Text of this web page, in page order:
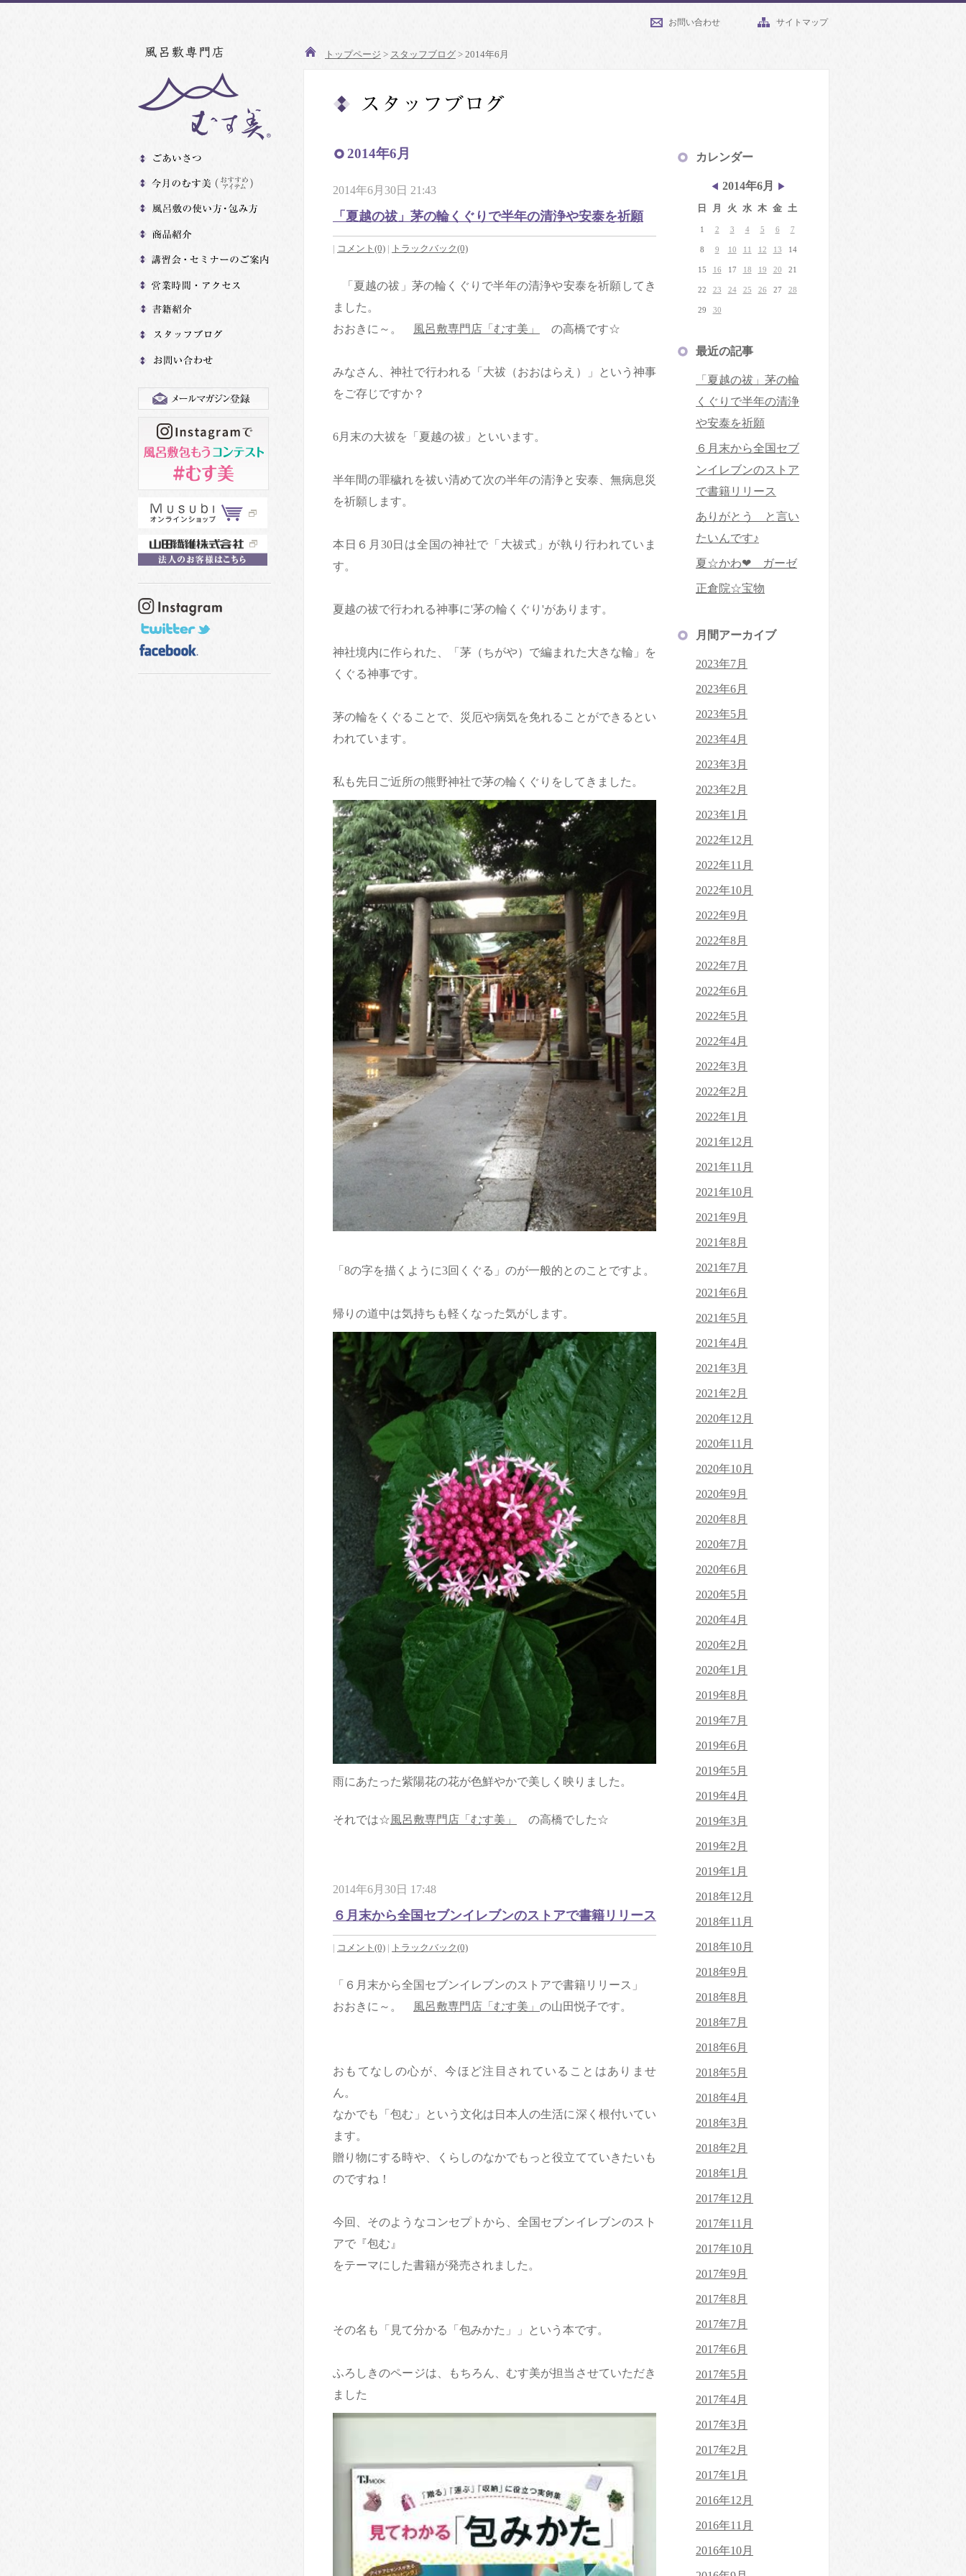
お問い合わせ サイトマップ
トップページ > スタッフブログ > 2014年6月
2014年6月
2014年6月30日 21:43
「夏越の祓」茅の輪くぐりで半年の清浄や安泰を祈願
| コメント(0) | トラックバック(0)
「夏越の祓」茅の輪くぐりで半年の清浄や安泰を祈願してき
ました。
おおきに～。
風呂敷専門店「むす美」 の高橋です☆
みなさん、神社で行われる「大祓（おおはらえ）」という神事
をご存じですか？
6月末の大祓を「夏越の祓」といいます。
半年間の罪穢れを祓い清めて次の半年の清浄と安泰、無病息災
を祈願します。
本日６月30日は全国の神社で「大祓式」が執り行われていま
す。
夏越の祓で行われる神事に'茅の輪くぐり'があります。
神社境内に作られた、「茅（ちがや）で編まれた大きな輪」を
くぐる神事です。
茅の輪をくぐることで、災厄や病気を免れることができるとい
われています。
私も先日ご近所の熊野神社で茅の輪くぐりをしてきました。
「8の字を描くように3回くぐる」のが一般的とのことですよ。
帰りの道中は気持ちも軽くなった気がします。
雨にあたった紫陽花の花が色鮮やかで美しく映りました。
それでは☆風呂敷専門店「むす美」 の高橋でした☆
2014年6月30日 17:48
６月末から全国セブンイレブンのストアで書籍リリース
| コメント(0) | トラックバック(0)
「６月末から全国セブンイレブンのストアで書籍リリース」
おおきに～。
風呂敷専門店「むす美」 の山田悦子です。
おもてなしの心が、今ほど注目されていることはありませ
ん。
なかでも「包む」という文化は日本人の生活に深く根付いてい
ます。
贈り物にする時や、くらしのなかでもっと役立てていきたいも
のですね！
今回、そのようなコンセプトから、全国セブンイレブンのスト
アで『包む』
をテーマにした書籍が発売されました。
その名も「見て分かる「包みかた」」という本です。
ふろしきのページは、もちろん、むす美が担当させていただき
ました
カレンダー
◀ 2014年6月
▶
日
月 火 水 木 金 土
1 2 3 4 5 6 7
8 9 10 11 12 13 14
15 16 17 18 19 20 21
22 23 24 25 26 27 28
29 30
最近の記事
「夏越の祓」茅の輪
くぐりで半年の清浄
や安泰を祈願
６月末から全国セブ
ンイレブンのストア
で書籍リリース
ありがとう と言い
たいんです♪
夏☆かわ❤ ガーゼ
正倉院☆宝物
月間アーカイブ
2023年7月
2023年6月
2023年5月
2023年4月
2023年3月
2023年2月
2023年1月
2022年12月
2022年11月
2022年10月
2022年9月
2022年8月
2022年7月
2022年6月
2022年5月
2022年4月
2022年3月
2022年2月
2022年1月
2021年12月
2021年11月
2021年10月
2021年9月
2021年8月
2021年7月
2021年6月
2021年5月
2021年4月
2021年3月
2021年2月
2020年12月
2020年11月
2020年10月
2020年9月
2020年8月
2020年7月
2020年6月
2020年5月
2020年4月
2020年2月
2020年1月
2019年8月
2019年7月
2019年6月
2019年5月
2019年4月
2019年3月
2019年2月
2019年1月
2018年12月
2018年11月
2018年10月
2018年9月
2018年8月
2018年7月
2018年6月
2018年5月
2018年4月
2018年3月
2018年2月
2018年1月
2017年12月
2017年11月
2017年10月
2017年9月
2017年8月
2017年7月
2017年6月
2017年5月
2017年4月
2017年3月
2017年2月
2017年1月
2016年12月
2016年11月
2016年10月